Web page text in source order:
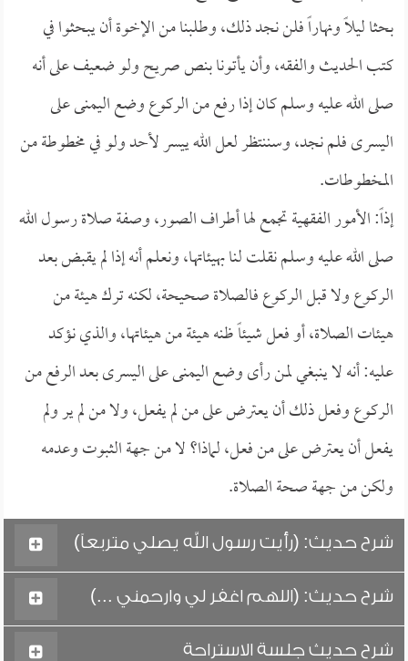
بحثا ليلاً ونهاراً فلن نجد ذلك، وطلبنا من الإخوة أن يبحثوا في
كتب الحديث والفقه، وأن يأتونا بنص صريح ولو ضعيف على أنه
صلى الله عليه وسلم كان إذا رفع من الركوع وضع اليمنى على
اليسرى فلم نجد، وسننتظر لعل الله ييسر لأحد ولو في مخطوطة من
المخطوطات.
إذاً: الأمور الفقهية تجمع لها أطراف الصور، وصفة صلاة رسول الله
صلى الله عليه وسلم نقلت لنا بهيئاتها، ونعلم أنه إذا لم يقبض بعد
الركوع ولا قبل الركوع فالصلاة صحيحة، لكنه ترك هيئة من
هيئات الصلاة، أو فعل شيئاً ظنه هيئة من هيئاتها، والذي نؤكد
عليه: أنه لا ينبغي لمن رأى وضع اليمنى على اليسرى بعد الرفع من
الركوع وفعل ذلك أن يعترض على من لم يفعل، ولا من لم ير ولم
يفعل أن يعترض على من فعل، لماذا؟ لا من جهة الثبوت وعدمه
ولكن من جهة صحة الصلاة.
شرح حديث: (رأيت رسول الله يصلي متربعاً)
شرح حديث: (اللهم اغفر لي وارحمني ...)
شرح حديث جلسة الاستراحة